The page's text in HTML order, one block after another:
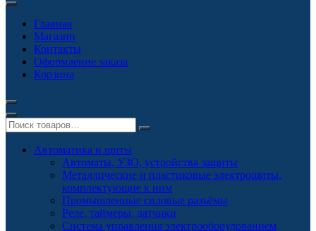
Главная
Магазин
Контакты
Оформление заказа
Корзина
Автоматика и щиты
Автоматы, УЗО, устройства защиты
Металлические и пластиковые электрощиты,
комплектующие к ним
Промышленные силовые разъёмы
Реле, таймеры, датчики
Система управления электрооборудованием